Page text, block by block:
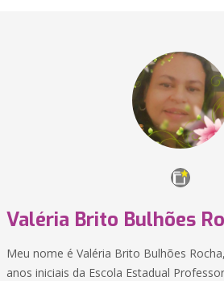
Valéria Brito Bulhões
Meu nome é Valéria Brito Bulhões
anos iniciais da Escola Estadual